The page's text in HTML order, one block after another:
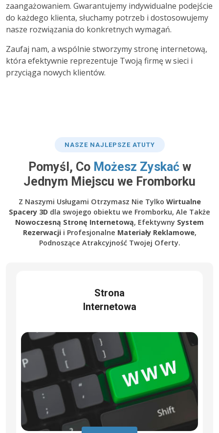
zaangażowaniem. Gwarantujemy indywidualne podejście
do każdego klienta, słuchamy potrzeb i dostosowujemy
nasze rozwiązania do konkretnych wymagań.
Zaufaj nam, a wspólnie stworzymy stronę internetową,
która efektywnie reprezentuje Twoją firmę w sieci i
przyciąga nowych klientów.
NASZE NAJLEPSZE ATUTY
Pomyśl, Co Możesz Zyskaćw
Jednym Miejscu we Fromborku
Z Naszymi Usługami Otrzymasz Nie Tylko Wirtualne
Spacery 3D dla swojego obiektu we Fromborku, Ale Także
Nowoczesną Stronę Internetową, Efektywny System
Rezerwacjii Profesjonalne Materiały Reklamowe,
Podnoszące Atrakcyjność Twojej Oferty.
Strona
Internetowa